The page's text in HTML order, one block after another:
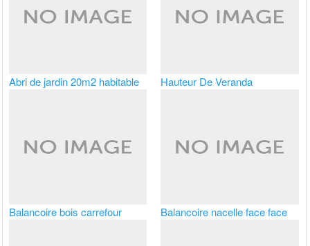
Abri de jardin 20m2 habitable Hauteur De Veranda
Balancoire bois carrefour Balancoire nacelle face face